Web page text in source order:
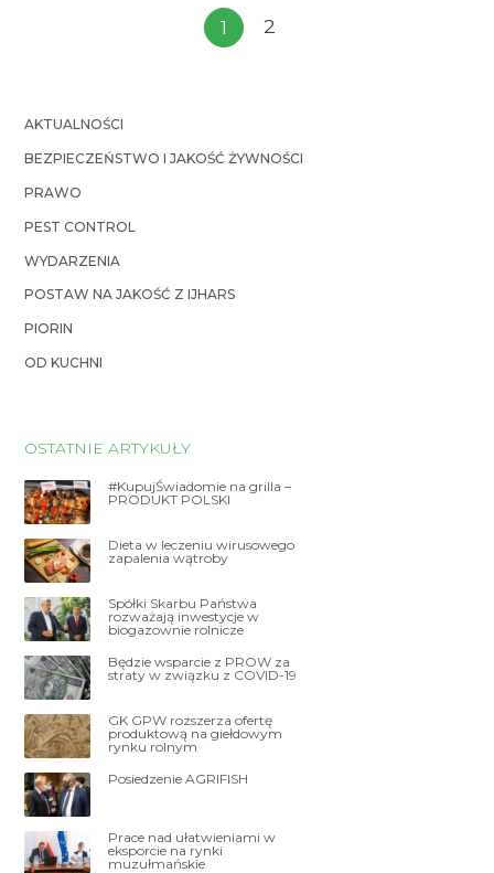
1 2
AKTUALNOŚCI
BEZPIECZEŃSTWO I JAKOŚĆ ŻYWNOŚCI
PRAWO
PEST CONTROL
WYDARZENIA
POSTAW NA JAKOŚĆ Z IJHARS
PIORIN
OD KUCHNI
OSTATNIE ARTYKUŁY
#KupujŚwiadomie na grilla –
PRODUKT POLSKI
Dieta w leczeniu wirusowego
zapalenia wątroby
Spółki Skarbu Państwa
rozważają inwestycje w
biogazownie rolnicze
Będzie wsparcie z PROW za
straty w związku z COVID-19
GK GPW rozszerza ofertę
produktową na giełdowym
rynku rolnym
Posiedzenie AGRIFISH
Prace nad ułatwieniami w
eksporcie na rynki
muzułmańskie